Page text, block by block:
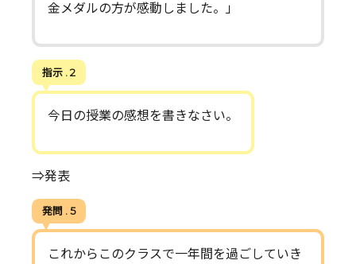
金メダルの方が感動しました。」
指示 . 2
今日の授業の感想を書きなさい。
⇒発表
発問 . 5
これからこのクラスで一年間を過ごしていき